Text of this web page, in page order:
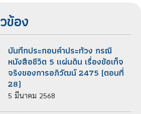
ข้อง
บันทึกประกอบคำประท้วง กรณี
หนังสือชีวิต 5 แผ่นดิน เรื่องข้อเท็จ
จริงของการอภิวัฒน์ 2475 (ตอนที่
28)
5 มีนาคม 2568